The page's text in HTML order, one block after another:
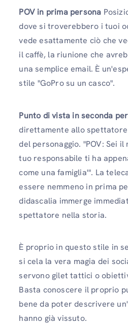
POV in prima persona
dove si troverebbero i tuoi
vede esattamente ciò che
il caffè, la riunione che
una semplice email. È
stile "GoPro su un casco".
Punto di vista in seconda
direttamente allo
del personaggio. "POV: Sei
tuo responsabile ti ha
come una famiglia'". La
essere nemmeno in prima
didascalia immerge
spettatore nella storia.
È proprio in questo stile in
si cela la vera magia dei
servono gilet tattici o
Basta conoscere il proprio
bene da poter descrivere
hanno già vissuto.